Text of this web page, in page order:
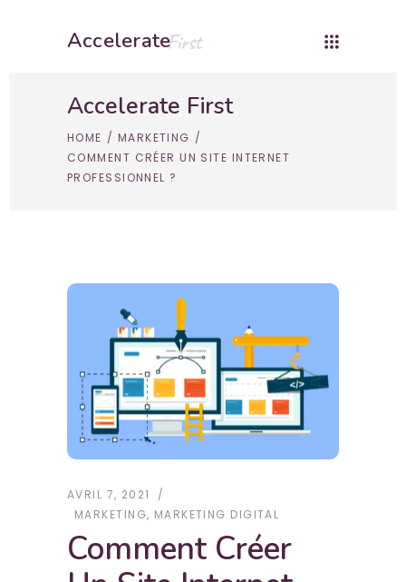
AccelerateFirst
Accelerate First
HOME / MARKETING /
COMMENT CRÉER UN SITE INTERNET
PROFESSIONNEL ?
AVRIL 7, 2021
MARKETING, MARKETING DIGITAL
Comment Créer